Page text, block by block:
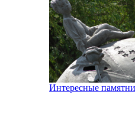
Интересные
Интересные